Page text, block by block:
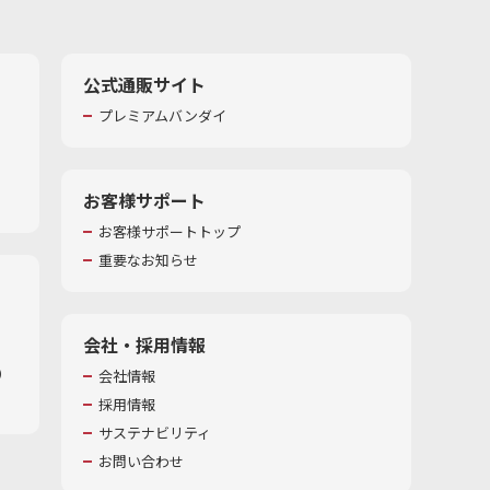
公式通販サイト
プレミアムバンダイ
お客様サポート
お客様サポートトップ
重要なお知らせ
会社・採用情報
会社情報
採用情報
サステナビリティ
お問い合わせ